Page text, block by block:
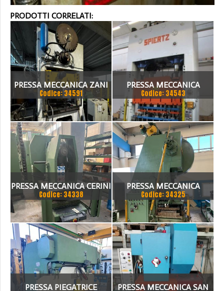
PRODOTTI CORRELATI:
PRESSA MECCANICA ZANI
300TON
Codice: 34591
PRESSA MECCANICA
SPIERTZ
Codice: 34543
PRESSA MECCANICA CERINI
40 TON
Codice: 34338
PRESSA MECCANICA
BALCONI 80 TON
Codice: 34325
PRESSA PIEGATRICE
PRESSA MECCANICA SAN